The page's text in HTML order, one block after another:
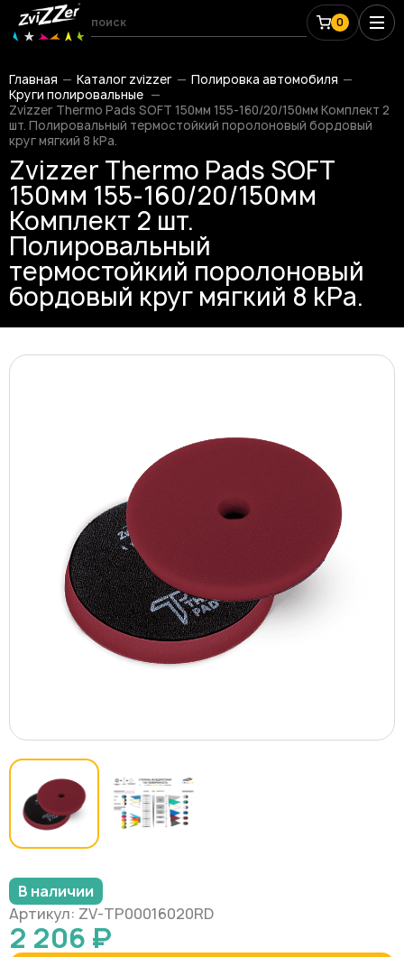
0
Главная Каталог zvizzer
Полировка автомобиля
Круги полировальные
Zvizzer Thermo Pads SOFT 150мм 155-160/20/150мм Комплект 2
шт. Полировальный термостойкий поролоновый бордовый
круг мягкий 8 kPa.
Zvizzer Thermo Pads SOFT
150мм 155-160/20/150мм
Комплект 2 шт.
Полировальный
термостойкий поролоновый
бордовый круг мягкий 8 kPa.
В наличии
Артикул: ZV-TP00016020RD
2 206 ₽